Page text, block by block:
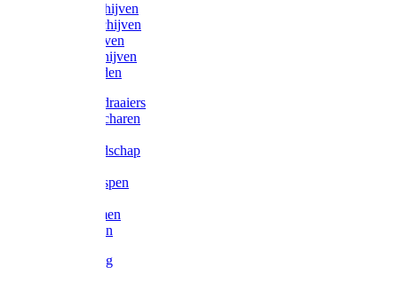
Afbraamschijven
Doorslijpschijven
Lamelschijven
Diamantschijven
Laselektroden
Schroevendraaiers
Tangen / Scharen
Meetgereedschap
Vijlen / Raspen
Lijmklemmen
Waterpassen
Bouwbeslag